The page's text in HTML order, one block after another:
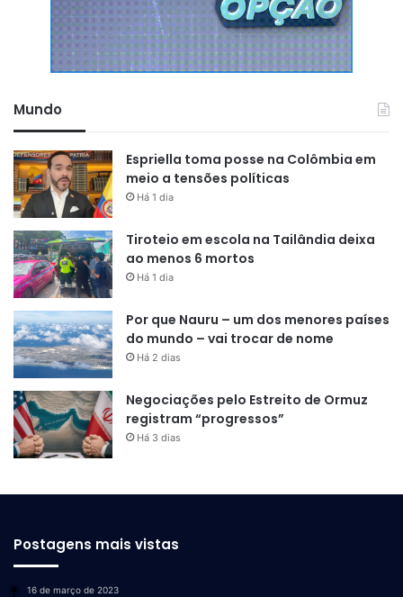
Mundo
Espriella toma posse na Colômbia em
meio a tensões políticas
Há 1 dia
Tiroteio em escola na Tailândia deixa
ao menos 6 mortos
Há 1 dia
Por que Nauru – um dos menores países
do mundo – vai trocar de nome
Há 2 dias
Negociações pelo Estreito de Ormuz
registram “progressos”
Há 3 dias
Postagens mais vistas
16 de março de 2023